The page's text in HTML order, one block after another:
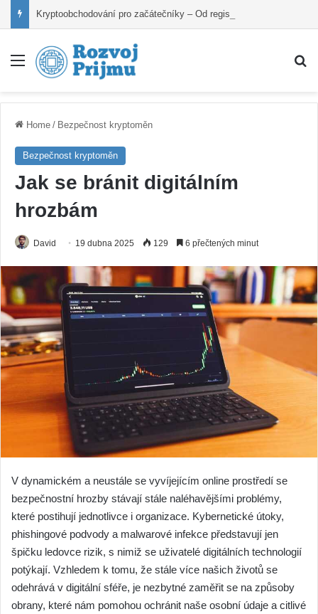
Nabídka
Home / Bezpečnost kryptoměn
Bezpečnost kryptoměn
Jak se bránit digitálním
hrozbám
David 19 dubna 2025 129 6 přečtených minut
V dynamickém a neustále se vyvíjejícím online prostředí se
bezpečnostní hrozby stávají stále naléhavějšími problémy,
které postihují jednotlivce i organizace. Kybernetické útoky,
phishingové podvody a malwarové infekce představují jen
špičku ledovce rizik, s nimiž se uživatelé digitálních technologií
potýkají. Vzhledem k tomu, že stále více našich životů se
odehrává v digitální sféře, je nezbytné zaměřit se na způsoby
obrany, které nám pomohou ochránit naše osobní údaje a citlivé